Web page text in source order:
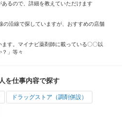
あるので、詳細を教えていただけます
の沿線で探していますが、おすすめの店舗
ます。マイナビ薬剤師に載っている〇〇以
」等々
を仕事内容で探す
ドラッグストア（調剤併設）